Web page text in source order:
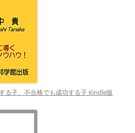
る子、不合格でも成功する子 Kindle版